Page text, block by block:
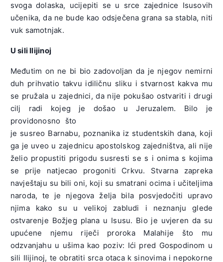
svoga dolaska, ucijepiti se u srce zajednice Isusovih
učenika, da ne bude kao odsječena grana sa stabla, niti
vuk samotnjak.
U sili Ilijinoj
Međutim on ne bi bio zadovoljan da je njegov nemirni
duh prihvatio takvu idiličnu sliku i stvarnost kakva mu
se pružala u zajednici, da nije pokušao ostvariti i drugi
cilj radi kojeg je došao u Jeruzalem. Bilo je
providonosno što
je susreo Barnabu, poznanika iz studentskih dana, koji
ga je uveo u zajednicu apostolskog zajedništva, ali nije
želio propustiti prigodu susresti se s i onima s kojima
se prije natjecao progoniti Crkvu. Stvarna zapreka
navještaju su bili oni, koji su smatrani ocima i učiteljima
naroda, te je njegova želja bila posvjedočiti upravo
njima kako su u velikoj zabludi i neznanju glede
ostvarenje Božjeg plana u Isusu. Bio je uvjeren da su
upućene njemu riječi proroka Malahije što mu
odzvanjahu u ušima kao poziv: Ići pred Gospodinom u
sili Ilijinoj, te obratiti srca otaca k sinovima i nepokorne